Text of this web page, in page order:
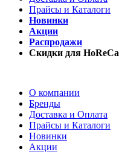
Прайсы и Каталоги
Новинки
Акции
Распродажи
Скидки для HoReCa
О компании
Бренды
Доставка и Оплата
Прайсы и Каталоги
Новинки
Акции